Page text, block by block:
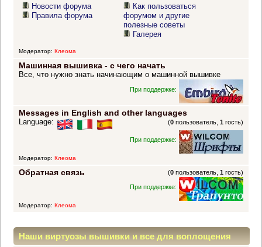
Новости форума
Правила форума
Как пользоваться
форумом и другие
полезные советы
Галерея
Модератор: Клеома
Машинная вышивка - с чего начать
Все, что нужно знать начинающим о машинной вышивке
При поддержке:
Messages in English and other languages
(0 пользователь,1 гость)
Language:
При поддержке:
Модератор: Клеома
Обратная связь (0 пользователь,1 гость)
При поддержке:
Модератор: Клеома
Наши виртуозы вышивки и все для воплощения